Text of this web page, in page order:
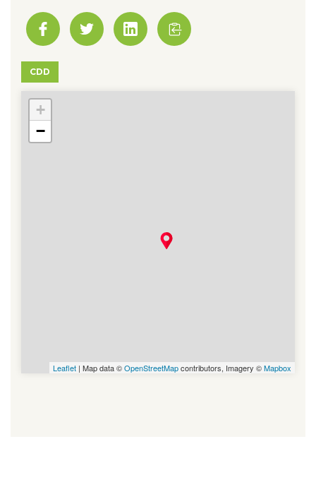
CDD
78 - Thiverval-Grignon
+
−
Leaflet | Map data ©OpenStreetMapcontributors, Imagery ©Mapbox